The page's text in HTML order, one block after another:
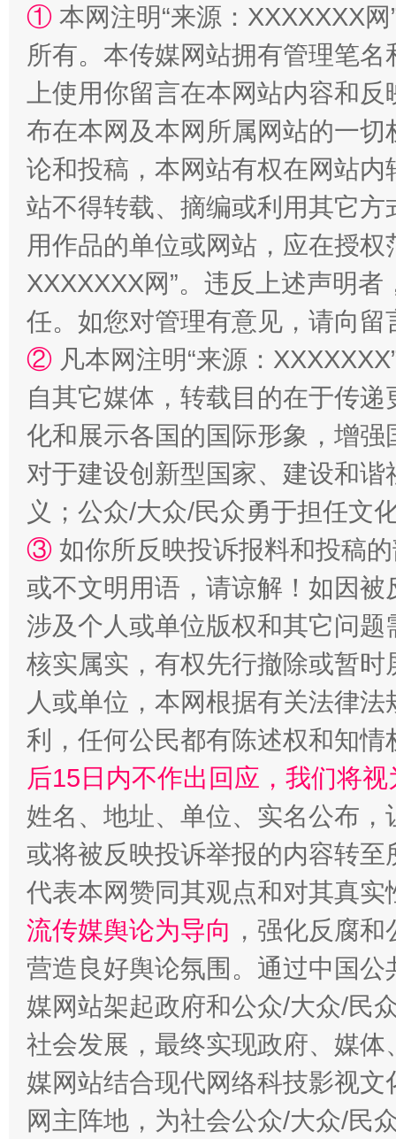
招工难、用工荒背后
网上购药对药下症？
这是一记警钟！ 谢
在谋一域中谋全局
今
习近平的博鳌关键词
魏明亮
① 本网注明“来源：XXXXXXX
所有。本传媒网站拥有管理笔
上使用你留言在本网站内容和
布在本网及本网所属网站的一
论和投稿，本网站有权在网站
站不得转载、摘编或利用其它
用作品的单位或网站，应在授
XXXXXXX网”。违反上述声明
任。如您对管理有意见，请向
② 凡本网注明“来源：
自其它媒体，转载目的在于传
化和展示各国的国际形象，增
对于建设创新型国家、建设和
义；公众/大众/民众勇于担任文
③ 如你所反映投诉报料和投稿
或不文明用语，请谅解！如因
涉及个人或单位版权和其它问题
核实属实，有权先行撤除或暂
人或单位，本网根据有关法律
利，任何公民都有陈述权和知情
后15日内不作出回应，我们将
姓名、地址、单位、实名公布
或将被反映投诉举报的内容转
代表本网赞同其观点和对其真实
流传媒舆论为导向 ，强化反腐
营造良好舆论氛围。通过中国
媒网站架起政府和公众/大众/民
社会发展，最终实现政府、媒
媒网站结合现代网络科技影视
网主阵地，为社会公众/大众/民